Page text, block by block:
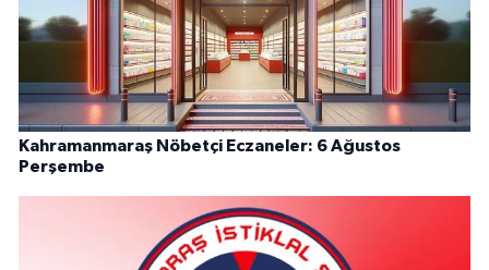
Kahramanmaraş Nöbetçi Eczaneler: 6 Ağustos
Perşembe